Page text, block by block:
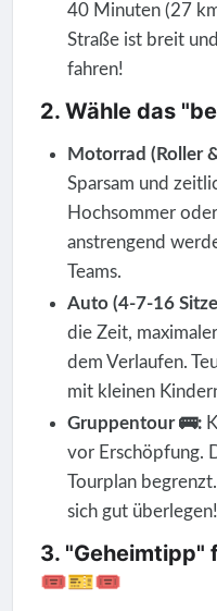
40 Minuten (27
Straße ist breit
fahren!
2. Wähle das
Motorrad (Roller
Sparsam und
Hochsommer
anstrengend
Teams.
Auto (4-7-16
die Zeit,
dem Verlaufen.
mit kleinen
Gruppentour 🚌:
vor Erschöpfung.
Tourplan
sich gut überlegen!
3. "Geheimtipp"
🎟🎫🎟